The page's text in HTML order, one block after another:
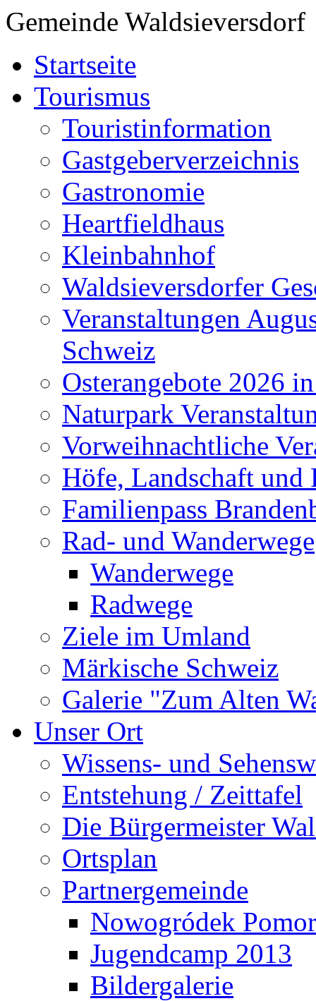
Gemeinde Waldsieversdorf
Startseite
Tourismus
Touristinformation
Gastgeberverzeichnis
Gastronomie
Heartfieldhaus
Kleinbahnhof
Waldsieversdorfer
Veranstaltungen
Schweiz
Osterangebote 2026
Naturpark
Vorweihnachtliche
Höfe, Landschaft und
Familienpass
Rad- und Wanderwege
Wanderwege
Radwege
Ziele im Umland
Märkische Schweiz
Galerie "Zum Alten
Unser Ort
Wissens- und
Entstehung / Zeittafel
Die Bürgermeister
Ortsplan
Partnergemeinde
Nowogródek
Jugendcamp 2013
Bildergalerie